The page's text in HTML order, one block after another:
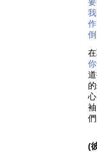
(